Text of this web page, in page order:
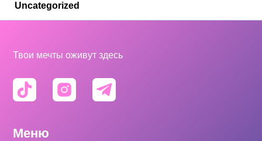
Uncategorized
Твои мечты оживут здесь
Меню